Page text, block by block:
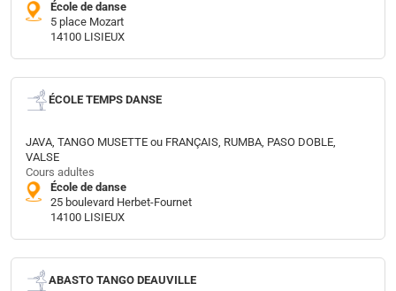
École de danse
5 place Mozart
14100 LISIEUX
ÉCOLE TEMPS DANSE
JAVA, TANGO MUSETTE ou FRANÇAIS, RUMBA, PASO DOBLE,
VALSE
Cours adultes
École de danse
25 boulevard Herbet-Fournet
14100 LISIEUX
ABASTO TANGO DEAUVILLE